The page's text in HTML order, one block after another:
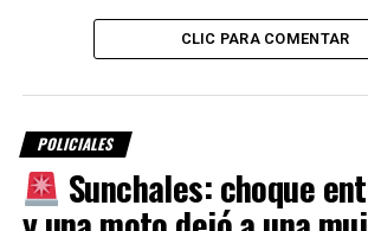
CLIC PARA COMENTAR
POLICIALES
Sunchales: choque